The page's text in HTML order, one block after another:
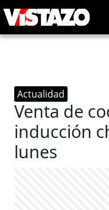
Actualidad
Venta de
inducción
lunes